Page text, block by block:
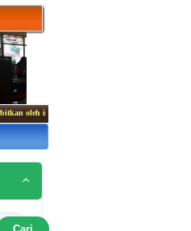
instansi pelaksana yang berlaku di seluruh